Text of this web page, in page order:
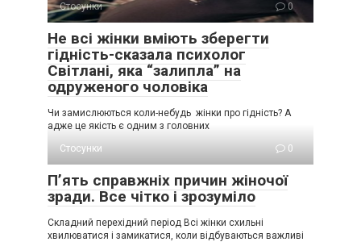
Стосунки 0
Не всі жінки вміють зберегти
гідність-сказала психолог
Світлані, яка “залипла” на
одруженого чоловіка
Чи замислюються коли-небудь жінки про гідність? А
адже це якість є одним з головних
Стосунки
0
П’ять справжніх причин жіночої
зради. Все чітко і зрозуміло
Складний перехідний період Всі жінки схильні
хвилюватися і замикатися, коли відбуваються важливі